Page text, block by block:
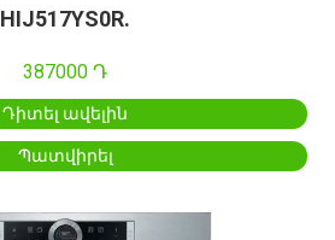
HIJ517YS0R.
387000 Դ
Դիտել ավելին
Պատվիրել